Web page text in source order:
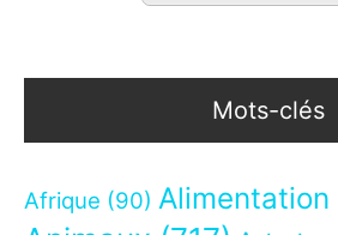
Mots-clés
Afrique (90) Alimentation